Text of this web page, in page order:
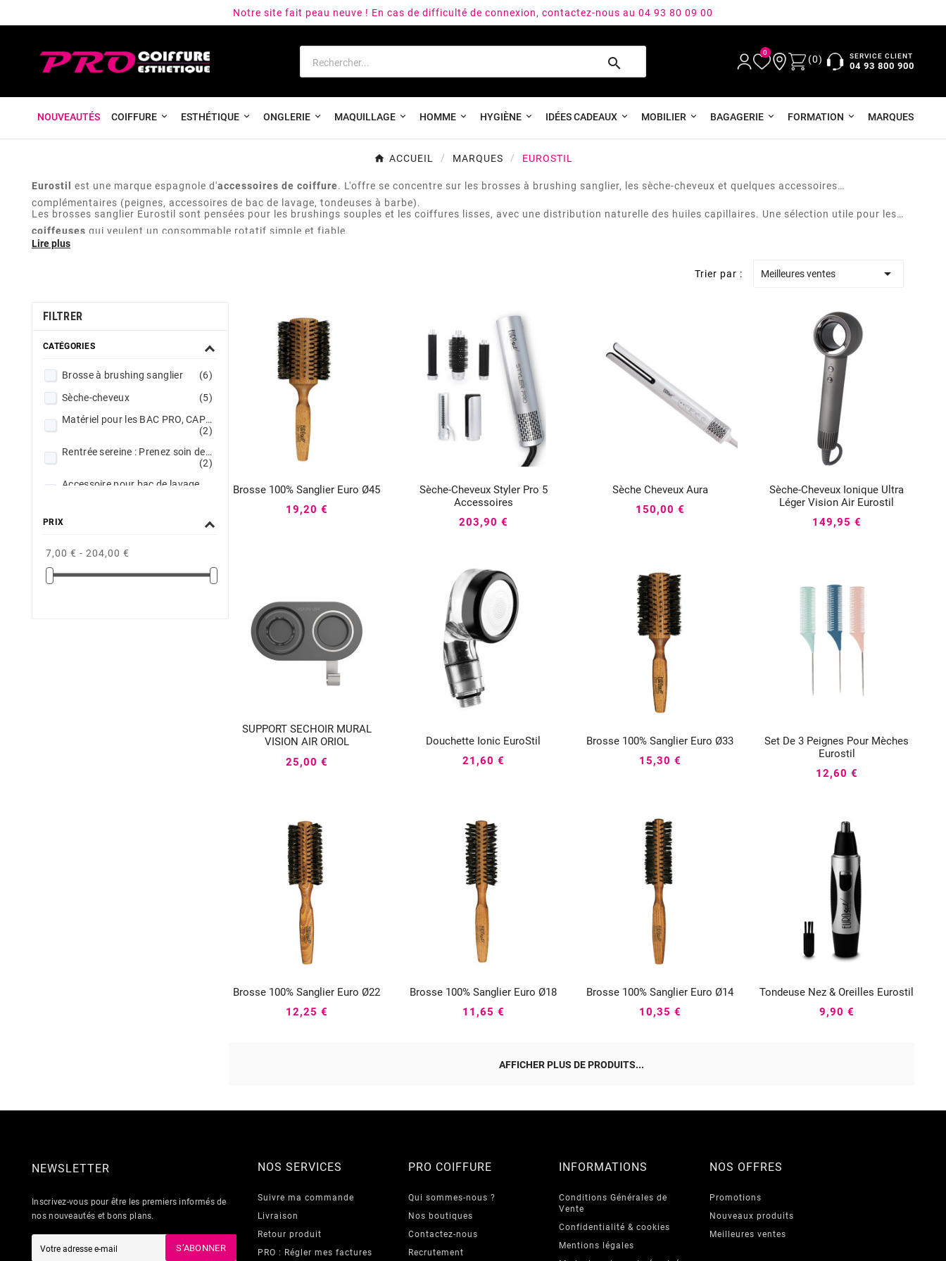
Notre site fait peau neuve ! En cas de difficulté de connexion, contactez-nous au 04 93 80 09 00

0
(0) SERVICE CLIENT
04 93 800 900
NOUVEAUTÉS COIFFURE ESTHÉTIQUE ONGLERIE MAQUILLAGE HOMME HYGIÈNE IDÉES CADEAUX MOBILIER BAGAGERIE FORMATION MARQUES
ACCUEIL MARQUES EUROSTIL
Eurostil est une marque espagnole d'accessoires de coiffure. L'offre se concentre sur les brosses à brushing sanglier, les sèche-cheveux et quelques accessoires
complémentaires (peignes, accessoires de bac de lavage, tondeuses à barbe).
Les brosses sanglier Eurostil sont pensées pour les brushings souples et les coiffures lisses, avec une distribution naturelle des huiles capillaires. Une sélection utile pour les
coiffeuses qui veulent un consommable rotatif simple et fiable.
Trier par : Meilleures ventes 
FILTRER
CATÉGORIES
Brosse à brushing sanglier
(6)
Sèche-cheveux
(5)
Matériel pour les BAC PRO, CAP et BTS Esthétique
(2)
Rentrée sereine : Prenez soin de vous
(2)
Accessoire pour bac de lavage
Les tendances du moment
Tondeuse à barbe
PRIX
7,00 € - 204,00 €
Brosse 100% Sanglier Euro Ø45
19,20 €
Sèche-Cheveux Styler Pro 5
Accessoires
 
203,90 €
Sèche Cheveux Aura
150,00 €
Sèche-Cheveux Ionique Ultra
Léger Vision Air Eurostil
  
149,95 €
SUPPORT SECHOIR MURAL
VISION AIR ORIOL
  
25,00 €
Douchette Ionic EuroStil
21,60 €
Brosse 100% Sanglier Euro Ø33
15,30 €
Set De 3 Peignes Pour Mèches
Eurostil

12,60 €
Brosse 100% Sanglier Euro Ø22
12,25 €
Brosse 100% Sanglier Euro Ø18
11,65 €
Brosse 100% Sanglier Euro Ø14
10,35 €
Tondeuse Nez & Oreilles Eurostil
9,90 €
AFFICHER PLUS DE PRODUITS...
NEWSLETTER
Inscrivez-vous pour être les premiers informés de
nos nouveautés et bons plans.
S’ABONNER
NOS SERVICES
Suivre ma commande
Livraison
Retour produit
PRO : Régler mes factures
PRO COIFFURE
Qui sommes-nous ?
Nos boutiques
Contactez-nous
Recrutement
INFORMATIONS
Conditions Générales de
Vente
Confidentialité & cookies
Mentions légales
NOS OFFRES
Promotions
Nouveaux produits
Meilleures ventes